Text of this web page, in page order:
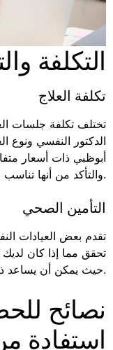
التكلفة
تكلفة العلاج
تختلف تكلفة جلسات
الدكتور النفسي ونوع
أبوظبي ذات أسعار
والتأكد من أنها تناسب ميزانيتك.
التأمين الصحي
تقدم بعض العيادات
تحقق مما إذا كان
حيث يمكن أن يساعد ذلك في تقليل التكاليف المالية.
نصائح
استفادة